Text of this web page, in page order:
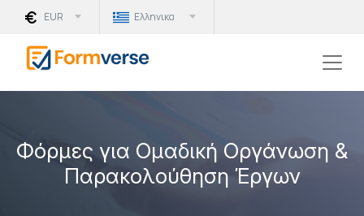
EUR Ελληνικα
Φόρμες για Ομαδική Οργάνωση &
Παρακολούθηση Έργων